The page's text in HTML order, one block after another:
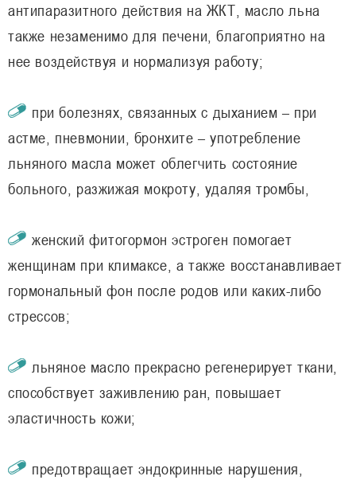
антипаразитного действия на ЖКТ, масло льна
также незаменимо для печени, благоприятно на
нее воздействуя и нормализуя работу;
при болезнях, связанных с дыханием – при
астме, пневмонии, бронхите – употребление
льняного масла может облегчить состояние
больного, разжижая мокроту, удаляя тромбы,
женский фитогормон эстроген помогает
женщинам при климаксе, а также восстанавливает
гормональный фон после родов или каких-либо
стрессов;
льняное масло прекрасно регенерирует ткани,
способствует заживлению ран, повышает
эластичность кожи;
предотвращает эндокринные нарушения,